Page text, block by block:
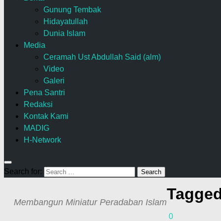
Gunung Tembak
Hidayatullah
Dunia Islam
Media
Ceramah Ust Abdullah Said (alm)
Video
Galeri
Pena Santri
Redaksi
Kontak Kami
MADIG
H-Network
Search for:
Membangun Miniatur Peradaban Islam
0